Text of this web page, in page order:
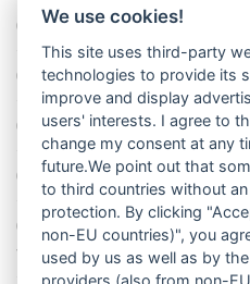
So misst man die
Die richtige Wasserpumpe für
Das Wetter-Netzwerk
So stellt man einen
11 Dinge über den Luftdruck,
wussten
We use cookies!
This site uses third-party
technologies to provide its
improve and display
users' interests. I agree to
change my consent at any
future.We point out that
to third countries without
protection. By clicking
non-EU countries)", you
used by us as well as by